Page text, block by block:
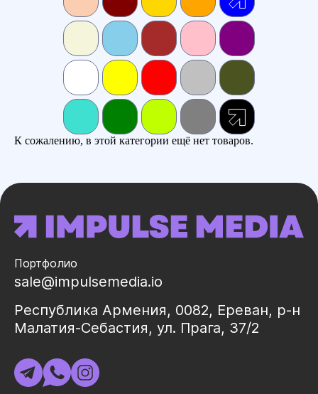
К сожалению, в этой категории ещё нет товаров.
Портфолио
sale@impulsemedia.io
Республика Армения, 0082, Ереван, р-н
Малатия-Себастия, ул. Прага, 37/2